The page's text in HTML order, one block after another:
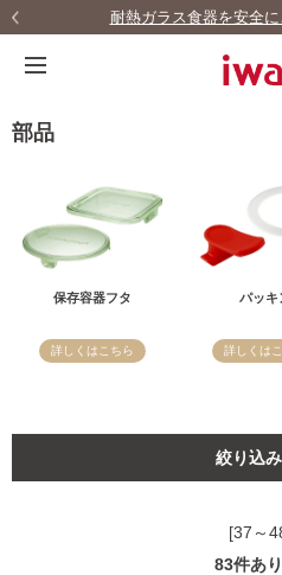
耐熱ガラス食器を安全
部品
保存容器フタ
詳しくはこちら
パッキ
詳しくは
絞り込
[37～
83件あ